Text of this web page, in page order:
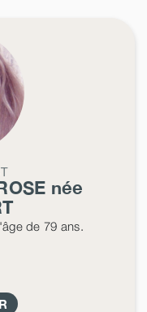
née
de 79 ans.